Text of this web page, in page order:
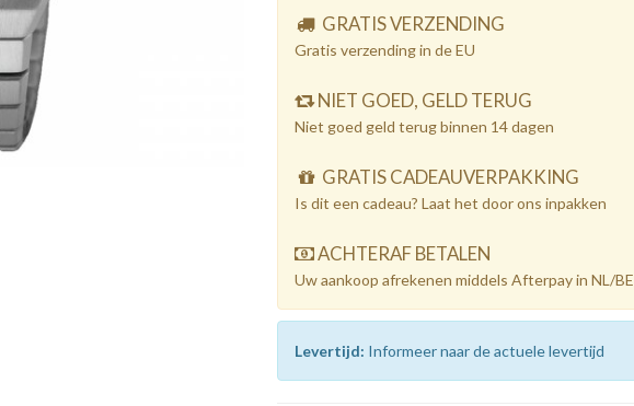
GRATIS VERZENDING
Gratis verzending in de EU
NIET GOED, GELD TERUG
Niet goed geld terug binnen 14 dagen
GRATIS CADEAUVERPAKKING
Is dit een cadeau? Laat het door ons inpakken
ACHTERAF BETALEN
Uw aankoop afrekenen middels Afterpay in NL/BE
Levertijd: Informeer naar de actuele levertijd